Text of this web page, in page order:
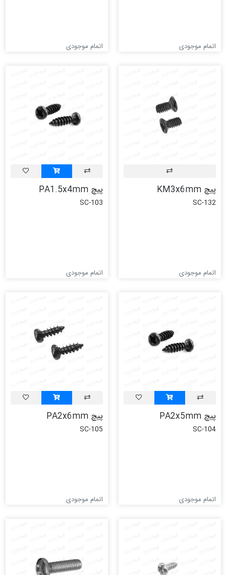
اتمام موجودی اتمام موجودی
پیچ KM3x6mm
SC-132
اتمام موجودی
پیچ PA1.5x4mm
SC-103
اتمام موجودی
پیچ PA2x5mm
SC-104
اتمام موجودی
پیچ PA2x6mm
SC-105
اتمام موجودی